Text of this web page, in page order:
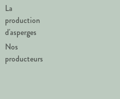
La
production
d'asperges
Nos
producteurs